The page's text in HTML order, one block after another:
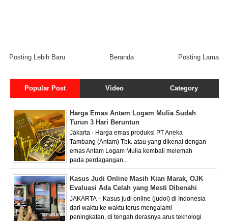
Posting Lebih Baru Posting Lama
Beranda
Popular Post Video Category
Harga Emas Antam Logam Mulia Sudah
Turun 3 Hari Beruntun
Jakarta - Harga emas produksi PT Aneka
Tambang (Antam) Tbk. atau yang dikenal dengan
emas Antam Logam Mulia kembali melemah
pada perdagangan...
Kasus Judi Online Masih Kian Marak, OJK
Evaluasi Ada Celah yang Mesti Dibenahi
JAKARTA – Kasus judi online (judol) di Indonesia
dari waktu ke waktu terus mengalami
peningkatan, di tengah derasnya arus teknologi